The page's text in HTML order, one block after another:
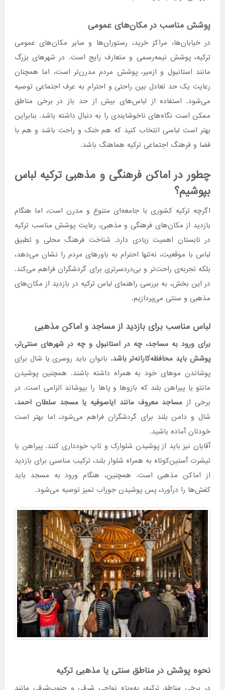
پوشش مناسب در مکان‌های عمومی
در خیابان‌ها، مراکز خرید، رستوران‌ها و سایر مکان‌های عمومی
ترکیه، پوشش نیمه‌رسمی و متعارف رایج است. در شهرهای بزرگ
مانند استانبول و ازمیر، پوشش مردم مدرن‌تر است، اما همچنان
رعایت یک حد تعادل بین راحتی و احترام به عرف اجتماعی توصیه
می‌شود. استفاده از لباس‌های بیش از حد باز در برخی مناطق
ممکن است نگاه‌های ناخوشایندی را به دنبال داشته باشد. بنابراین
بهتر است لباسی انتخاب کنید که هم خنک و راحت باشد و هم با
فضا و فرهنگ اجتماعی ترکیه هماهنگ باشد.
چطور در اماکن فرهنگی و مذهبی ترکیه لباس
بپوشیم؟
اگرچه ترکیه کشوری با جامعه‌ای متنوع و مدرن است، اما هنگام
بازدید از مکان‌های فرهنگی و مذهبی، رعایت پوشش مناسب ترکیه
در تابستان اهمیت زیادی دارد. شناخت فرهنگ محلی و تطبیق
لباس با موقعیت، نه‌تنها احترام به باورهای مردم را نشان می‌دهد،
بلکه تجربه‌ی راحت‌تر و بی‌دردسرتری برای گردشگران فراهم می‌کند.
در این بخش، به بررسی راهنمای لباس ترکیه در بازدید از مکان‌های
مذهبی و سنتی می‌پردازیم.
لباس مناسب برای بازدید از مساجد و اماکن مذهبی
برای ورود به مساجد، چه در استانبول و چه در شهرهای سنتی‌تر،
پوشش باید محافظه‌کارانه‌تر باشد. بانوان باید روسری یا شال برای
پوشاندن موهای خود به همراه داشته باشند. همچنین پوشیدن
مانتو یا پیراهن بلند که بازوها و پاها را بپوشاند الزامی است. در
برخی از مساجد معروف مانند ایاصوفیه یا مسجد سلطان احمد،
شال و دامن بلند برای گردشگران فراهم می‌شود، اما بهتر است
خودتان آماده باشید.
آقایان نیز باید از پوشیدن شلوارک و تاپ خودداری کنند. پیراهن یا
تیشرت آستین‌کوتاه به همراه شلوار بلند، ترکیب مناسبی برای بازدید
از اماکن مذهبی است. همچنین، هنگام ورود به مسجد باید
کفش‌ها را درآورد، پس پوشیدن جوراب تمیز توصیه می‌شود.
نحوه پوشش در مناطق سنتی یا مذهبی ترکیه